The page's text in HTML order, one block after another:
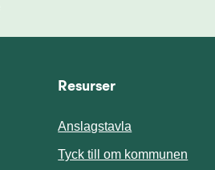
Resurser
Anslagstavla
Tyck till om kommunen